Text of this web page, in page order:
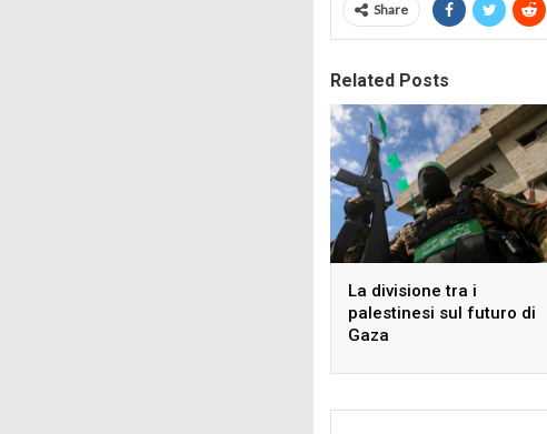
Share
Related Posts
La divisione tra i
palestinesi sul futuro di
Gaza